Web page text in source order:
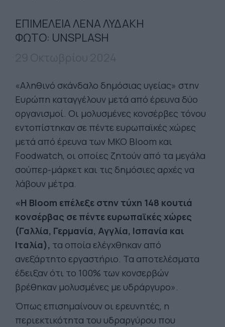
EΠΙΜΕΛΕΙΑ ΛΕΝΑ ΛΥΔΑΚΗ
ΦΩΤΟ: UNSPLASH
«Αληθινό σκάνδαλο δημόσιας υγείας» στην
Ευρώπη καταγγέλουν μετά από έρευνα δύο
οργανισμοί. Οι μολυσμένες κονσέρβες τόνου
εντοπίστηκαν σε πέντε ευρωπαϊκές χώρες
μετά από έρευνα των ΜΚΟ Bloom και
Foodwatch, οι οποίες ζητούν από τα μεγάλα
σούπερ-μάρκετ και τις δημόσιες αρχές να
λάβουν μέτρα.
«Η Bloom επέλεξε στην τύχη 148 κουτιά
κονσέρβας σε πέντε ευρωπαϊκές χώρες
(Γαλλία, Γερμανία, Αγγλία, Ισπανία και
Ιταλία), τα οποία ελέγχθηκαν από
ανεξάρτητο εργαστήριο. Τα αποτελέσματα
έδειξαν ότι το 100% των κονσερβών
βρέθηκαν μολυσμένες με υδράργυρο».
Όπως επισημαίνουν οι ερευνητές, η
περιεκτικότητα του υδραργύρου που